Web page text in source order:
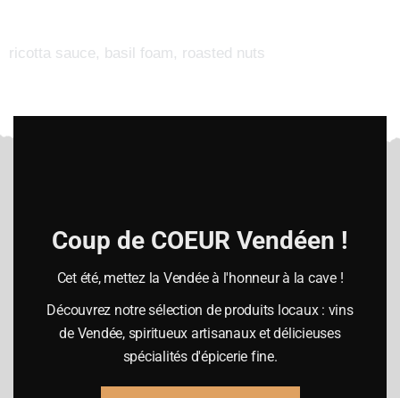
ricotta sauce, basil foam, roasted nuts
Heures d’ouverture
Lundi :
Mardi à vendredi
Coup de COEUR Vendéen !
Cet été, mettez la Vendée à l'honneur à la cave !
Découvrez notre sélection de produits locaux : vins
de Vendée, spiritueux artisanaux et délicieuses
spécialités d'épicerie fine.